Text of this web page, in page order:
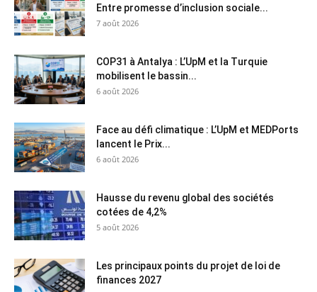
Entre promesse d’inclusion sociale...
7 août 2026
COP31 à Antalya : L’UpM et la Turquie
mobilisent le bassin...
6 août 2026
Face au défi climatique : L’UpM et MEDPorts
lancent le Prix...
6 août 2026
Hausse du revenu global des sociétés
cotées de 4,2%
5 août 2026
Les principaux points du projet de loi de
finances 2027